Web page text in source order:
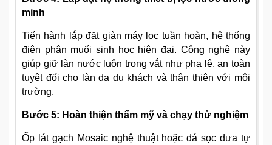
minh
Tiến hành lắp đặt giàn máy lọc tuần hoàn, hệ thống
điện phân muối sinh học hiện đại. Công nghệ này
giúp giữ làn nước luôn trong vắt như pha lê, an toàn
tuyệt đối cho làn da du khách và thân thiện với môi
trường.
Bước 5: Hoàn thiện thẩm mỹ và chạy thử nghiệm
Ốp lát gạch Mosaic nghệ thuật hoặc đá sọc dưa tự